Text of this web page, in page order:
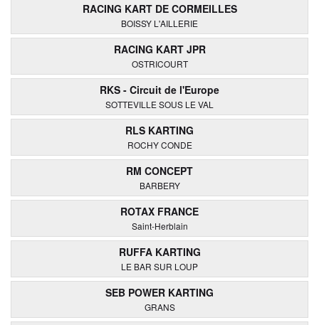
RACING KART DE CORMEILLES
BOISSY L'AILLERIE
RACING KART JPR
OSTRICOURT
RKS - Circuit de l'Europe
SOTTEVILLE SOUS LE VAL
RLS KARTING
ROCHY CONDE
RM CONCEPT
BARBERY
ROTAX FRANCE
Saint-Herblain
RUFFA KARTING
LE BAR SUR LOUP
SEB POWER KARTING
GRANS